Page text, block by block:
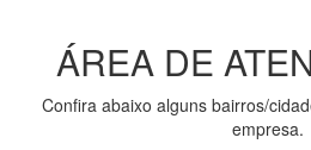
ÁREA DE
Confira abaixo alguns bairros/
empresa.